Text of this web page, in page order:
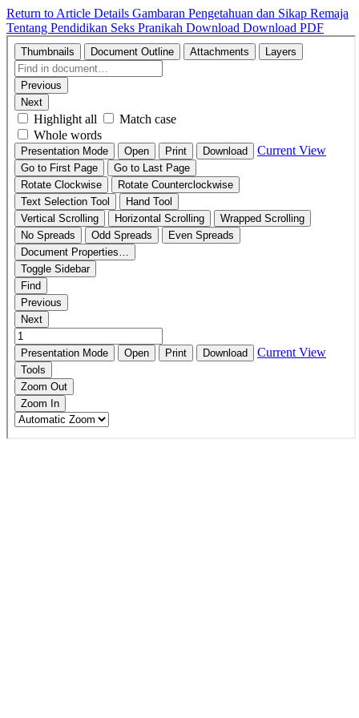
Return to Article Details Gambaran Pengetahuan dan Sikap Remaja
Tentang Pendidikan Seks Pranikah Download Download PDF